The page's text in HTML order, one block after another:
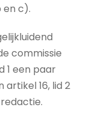
en c).
commissie
1 een paar
artikel 16, lid 2